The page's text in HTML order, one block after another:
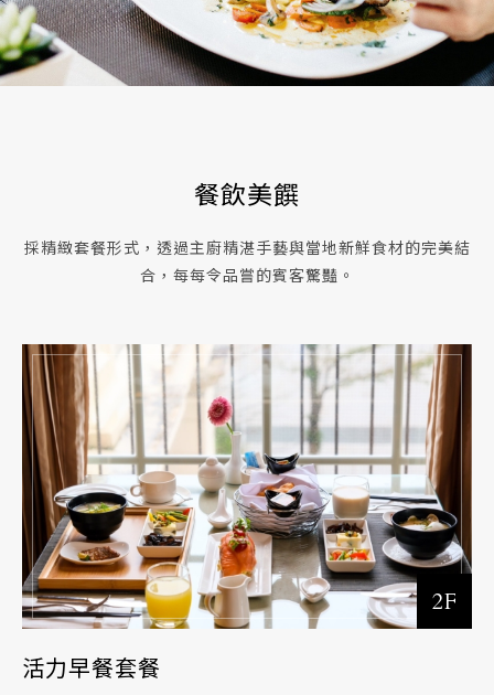
餐飲美饌
採精緻套餐形式，透過主廚精湛手藝與當地新鮮食材的完美結
合，每每令品嘗的賓客驚豔。
2F
活力早餐套餐